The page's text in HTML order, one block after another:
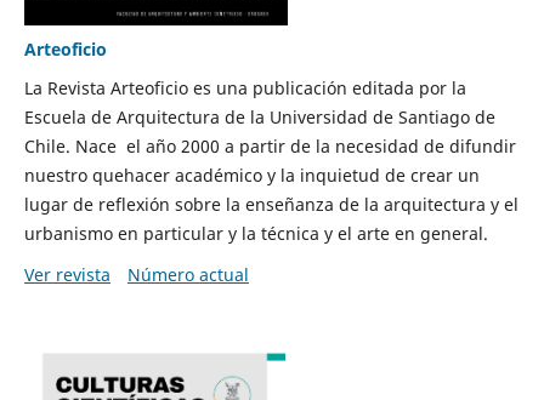
Arteoficio
La Revista Arteoficio es una publicación editada por la
Escuela de Arquitectura de la Universidad de Santiago de
Chile. Nace el año 2000 a partir de la necesidad de difundir
nuestro quehacer académico y la inquietud de crear un
lugar de reflexión sobre la enseñanza de la arquitectura y el
urbanismo en particular y la técnica y el arte en general.
Ver revista
Número actual